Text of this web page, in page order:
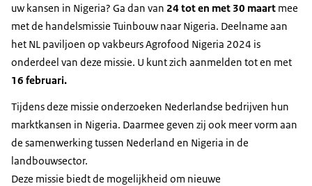
uw kansen in Nigeria? Ga dan van 24 tot en met 30 maart mee
met de handelsmissie Tuinbouw naar Nigeria. Deelname aan
het NL paviljoen op vakbeurs Agrofood Nigeria 2024 is
onderdeel van deze missie. U kunt zich aanmelden tot en met
16 februari.
Tijdens deze missie onderzoeken Nederlandse bedrijven hun
marktkansen in Nigeria. Daarmee geven zij ook meer vorm aan
de samenwerking tussen Nederland en Nigeria in de
landbouwsector.
Deze missie biedt de mogelijkheid om nieuwe